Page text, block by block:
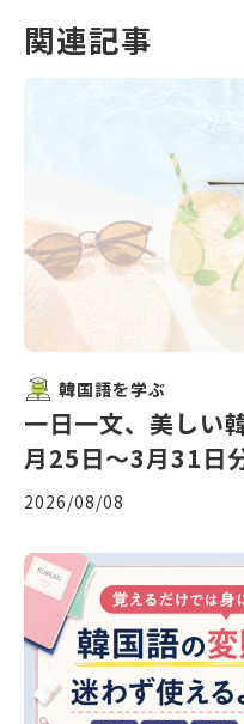
関連記事
韓国語を学ぶ
一日一文、美しい
月25日〜3月31日
2026/08/08